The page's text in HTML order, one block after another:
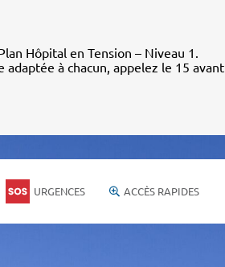
Hôpital en Tension – Niveau 1.
à chacun, appelez le 15 avant
URGENCES ACCÈS RAPIDES